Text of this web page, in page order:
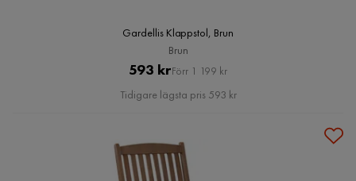
Gardellis Klappstol, Brun
Brun
Pris
593 kr Original
Pris
Förr 1 199 kr
Tidigare lägsta pris 593 kr